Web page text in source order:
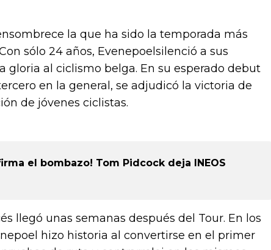
la que ha sido la temporada más
sólo 24 años, Evenepoelsilenció a sus
gloria al ciclismo belga. En su esperado debut
en la general, se adjudicó la victoria de
de jóvenes ciclistas.
el bombazo! Tom Pidcock deja INEOS
llegó unas semanas después del Tour. En los
hizo historia al convertirse en el primer